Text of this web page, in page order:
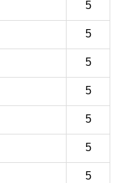
5
5
5
5
5
5
5